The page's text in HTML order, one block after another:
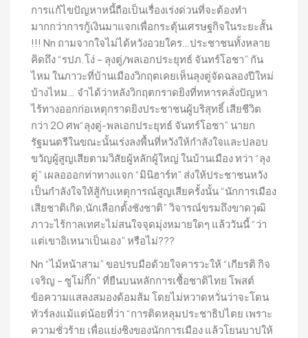
การแก้ไขปัญหาหนี้ถือเป็นเรื่องเร่งด่วนที่จะต้องทำ
มากกว่าการกู้เงินมาแจกเพื่อกระตุ้นเศรษฐกิจในระยะสั้น
!!! Nn ถามจากใจไม่ได้หวังอวยใคร…ประชาชนทั้งหลาย
คิดถึง “รปภ.โง่ – ลุงตู่/พลเอกประยุทธ์ จันทร์โอชา” กัน
ไหม ในภาวะที่บ้านเมืองวิกฤตเคยเห็นลุงตู่จัดฉลองปีใหม่
บ้างไหม… จำได้ว่าหลังวิกฤตกราดยิงที่ทหารคลั่งปัญหา
ไร้ทางออกก่อเหตุกราดยิงประชาชนผู้บริสุทธิ์ เสียชีวิต
กว่า 20 ศพ“ลุงตู่-พลเอกประยุทธ์ จันทร์โอชา” นายก
รัฐมนตรีในขณะนั้นเร่งลงพื้นที่หวังให้กำลังใจและปลอบ
ขวัญผู้สูญเสียตามวิสัยผู้หลักผู้ใหญ่ ในบ้านเมือง ทว่า “ลุง
ตู่” เผลอออกท่าทางแจก “มินิฮาร์ท” ส่งให้ประชาชนหวัง
เป็นกำลังใจให้สู้กับเหตุการณ์สูญเสียครั้งนั้น “นักการเมือง
เสียชาติเกิด,นักเลือกตั้งชังชาติ” วิจารณ์ขรมถึงขาดวุฒิ
ภาวะไร้กาลเทศะไม่สนใจจุดมุ่งหมายใดๆ แล้ววันนี้ “ว่า
แต่เขาอิเหนาเป็นเอง” หรือไม่???
Nn “ไม้หน้าสาม” ขอปรบมือด้วยใจคารวะให้ “เกียรติ กิจ
เจริญ – ซูโม่กิ๊ก” ที่ยืนบนหลักการเชื้อชาติไทย โพสต์
ข้อความแสลงสมองด้อมส้ม โดยไม่หวาดหวั่นว่าจะโดน
ทัวร์ลงแม้แต่น้อยที่ว่า “การติดหลุมประชาธิปไตย เพราะ
ความชั่วร้าย เพื่อแย่งชิงของนักการเมือง แล้วโยนบาปให้